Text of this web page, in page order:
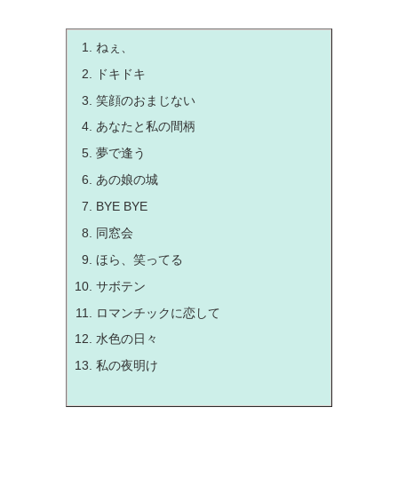
ねぇ、
ドキドキ
笑顔のおまじない
あなたと私の間柄
夢で逢う
あの娘の城
BYE BYE
同窓会
ほら、笑ってる
サボテン
ロマンチックに恋して
水色の日々
私の夜明け